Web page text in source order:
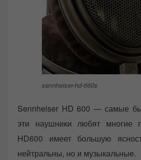
sennheiser-hd-660s
Sennheiser HD 600 — самые
эти наушники любят многие
HD600 имеет большую
нейтральны, но и музыкальные.